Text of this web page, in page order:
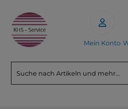
Mein Konto